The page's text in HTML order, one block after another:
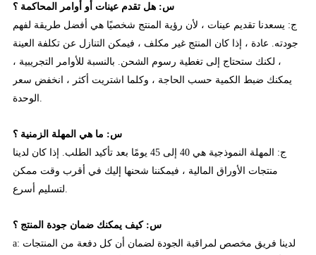
س: هل تقدم عينات أو أوامر المحاكمة ؟
ج: يسعدنا تقديم عينات ، لأن رؤية المنتج شخصيًا هي أفضل طريقة لفهم
جودته. عادة ، إذا كان المنتج غير مكلف ، فيمكن التنازل عن تكلفة العينة
، لكنك ستحتاج إلى تغطية رسوم الشحن. بالنسبة للأوامر التجريبية ،
يمكنك ضبط الكمية حسب الحاجة ، وكلما اشتريت أكثر ، انخفض سعر
س: ما هي المهلة الزمنية ؟
ج: المهلة النموذجية هي 40 إلى 45 يومًا بعد تأكيد الطلب. إذا كان لدينا
منتجات الأوراق المالية ، فيمكننا شحنها إليك في أقرب وقت ممكن
س: كيف يمكنك ضمان جودة المنتج ؟
a: لدينا فريق مخصص لمراقبة الجودة لضمان أن كل دفعة من المنتجات